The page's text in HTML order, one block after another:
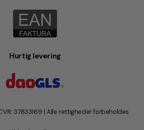
Hurtig levering
37833169 | Alle rettigheder forbeholdes